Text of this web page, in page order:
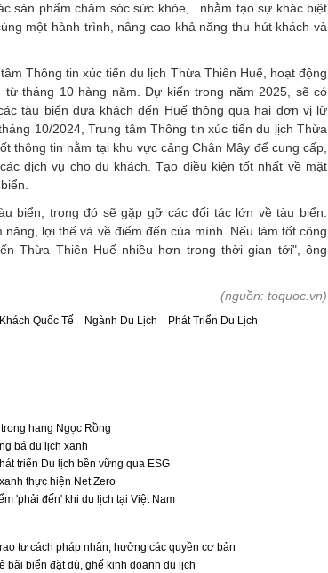
sản phẩm chăm sóc sức khỏe,.. nhằm tạo sự khác biệt
một hành trình, nâng cao khả năng thu hút khách và
Thông tin xúc tiến du lịch Thừa Thiên Huế, hoạt động
tháng 10 hàng năm. Dự kiến trong năm 2025, sẽ có
tàu biển đưa khách đến Huế thông qua hai đơn vị lữ
10/2024, Trung tâm Thông tin xúc tiến du lịch Thừa
thông tin nằm tại khu vực cảng Chân Mây để cung cấp,
dịch vụ cho du khách. Tạo điều kiện tốt nhất về mặt
biển, trong đó sẽ gặp gỡ các đối tác lớn về tàu biển.
lợi thế và về điểm đến của mình. Nếu làm tốt công
Thừa Thiên Huế nhiều hơn trong thời gian tới", ông
(nguồn: toquoc.vn)
Khách Quốc Tế Ngành Du Lịch
Phát Triển Du Lịch
hang Ngọc Rồng
bá du lịch xanh
triển Du lịch bền vững qua ESG
thực hiện Net Zero
'phải đến' khi du lịch tại Việt Nam
tư cách pháp nhân, hưởng các quyền cơ bản
bãi biển đặt dù, ghế kinh doanh du lịch